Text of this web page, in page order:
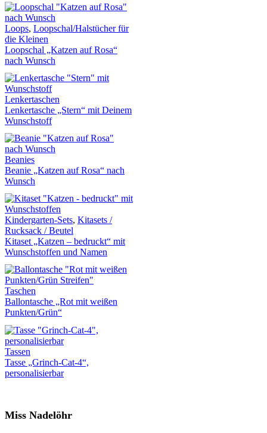
Loops, Loopschal/Halstücher für
die Kleinen
Loopschal „Katzen auf Rosa“
nach Wunsch
Lenkertaschen
Lenkertasche „Stern“ mit Deinem
Wunschstoff
Beanies
Beanie „Katzen auf Rosa“ nach
Wunsch
Kindergarten-Sets, Kitasets /
Rucksack / Beutel
Kitaset „Katzen – bedruckt“ mit
Wunschstoffen und Namen
Taschen
Ballontasche „Rot mit weißen
Punkten/Grün“
Tassen
Tasse „Grinch-Cat-4“,
personalisierbar
Miss Nadelöhr